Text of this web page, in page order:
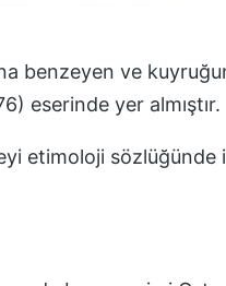
benzeyen ve
eserinde yer almıştır.
etimoloji